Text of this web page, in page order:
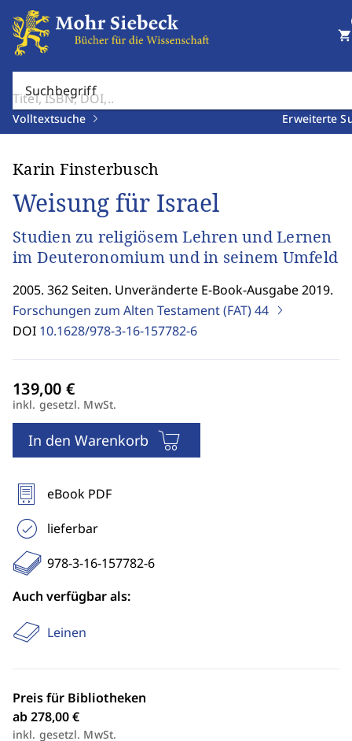
Suchbegriff
Volltextsuche Erweiterte
shopping_cart
Karin Finsterbusch
Weisung für Israel
Studien zu religiösem Lehren und Lernen
im Deuteronomium und in seinem Umfeld
2005. 362 Seiten. Unveränderte E-Book-Ausgabe 2019.
Forschungen zum Alten Testament (FAT)44
DOI 10.1628/978-3-16-157782-6
inkl. gesetzl. MwSt.
In den Warenkorb
eBook PDF
lieferbar
978-3-16-157782-6
Auch verfügbar als:
Leinen
Preis für Bibliotheken
ab 278,00 €
inkl. gesetzl. MwSt.